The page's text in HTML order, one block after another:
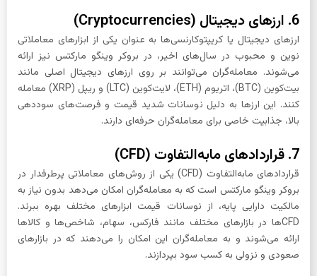
6. ارزهای دیجیتال (Cryptocurrencies)
ارزهای دیجیتال یا کریپتوکارنسی‌ها به عنوان یکی از ابزارهای معاملاتی
نوین و محبوب در سال‌های اخیر، در بروکر وینگو مارکتس نیز ارائه
می‌شوند. معامله‌گران می‌توانند بر روی ارزهای دیجیتال اصلی مانند
بیت‌کوین (BTC)، اتریوم (ETH)، لایت‌کوین (LTC) و ریپل (XRP) معامله
کنند. این ارزها به دلیل نوسانات شدید قیمت و فرصت‌های سوددهی
بالا، جذابیت خاصی برای معامله‌گران حرفه‌ای دارند.
7. قراردادهای مابه‌التفاوت (CFD)
قراردادهای مابه‌التفاوت (CFD) یکی از روش‌های معاملاتی پرطرفدار در
بروکر وینگو مارکتس است که به معامله‌گران امکان می‌دهد بدون نیاز به
مالکیت دارایی پایه، از نوسانات قیمت ابزارهای مختلف بهره ببرند.
CFDها در بازارهای مختلف مانند فارکس، سهام، شاخص‌ها و کالاها
ارائه می‌شوند و به معامله‌گران این امکان را می‌دهند که در بازارهای
صعودی و نزولی به کسب سود بپردازند.